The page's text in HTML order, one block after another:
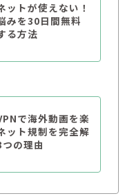
ットが使えない！
みを30日間無料
る方法
で海外動画を楽
ット規制を完全解
の理由